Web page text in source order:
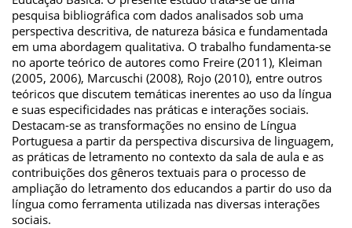
pesquisa bibliográfica com dados analisados sob uma
perspectiva descritiva, de natureza básica e fundamentada
em uma abordagem qualitativa. O trabalho fundamenta-se
no aporte teórico de autores como Freire (2011), Kleiman
(2005, 2006), Marcuschi (2008), Rojo (2010), entre outros
teóricos que discutem temáticas inerentes ao uso da língua
e suas especificidades nas práticas e interações sociais.
Destacam-se as transformações no ensino de Língua
Portuguesa a partir da perspectiva discursiva de linguagem,
as práticas de letramento no contexto da sala de aula e as
contribuições dos gêneros textuais para o processo de
ampliação do letramento dos educandos a partir do uso da
língua como ferramenta utilizada nas diversas interações
sociais.